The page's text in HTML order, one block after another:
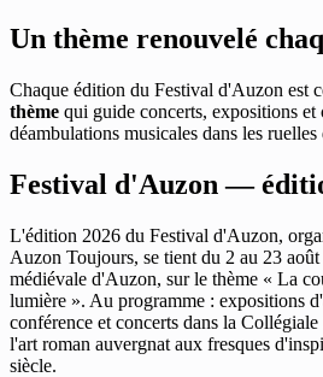
Un thème renouvelé
Chaque édition du Festival d'Auzon est
thème qui guide concerts, expositions et
déambulations musicales dans les ruelles
Festival d'Auzon —
L'édition 2026 du Festival d'Auzon,
Auzon Toujours, se tient du 2 au 23
médiévale d'Auzon, sur le thème « La
lumière ». Au programme : expositions
conférence et concerts dans la
l'art roman auvergnat aux fresques
siècle.